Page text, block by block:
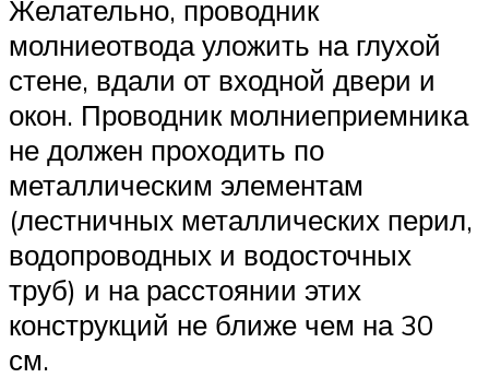
Желательно, проводник
молниеотвода уложить на глухой
стене, вдали от входной двери и
окон. Проводник молниеприемника
не должен проходить по
металлическим элементам
(лестничных металлических перил,
водопроводных и водосточных
труб) и на расстоянии этих
конструкций не ближе чем на 30
см.